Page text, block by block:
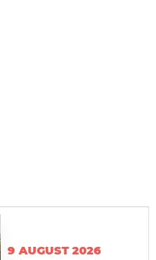
9 AUGUST 2026